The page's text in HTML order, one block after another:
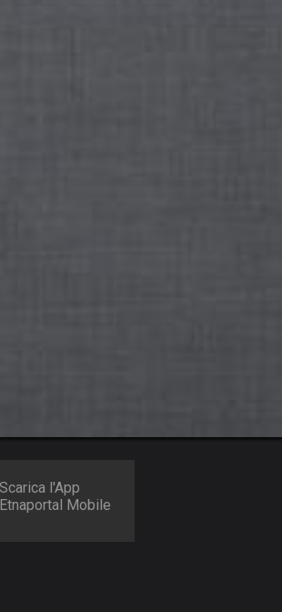
Scarica l'App
Etnaportal Mobile